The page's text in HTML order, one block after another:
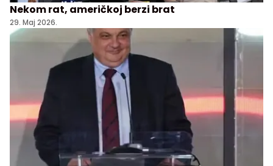
Nekom rat, američkoj berzi brat
29. Maj 2026.